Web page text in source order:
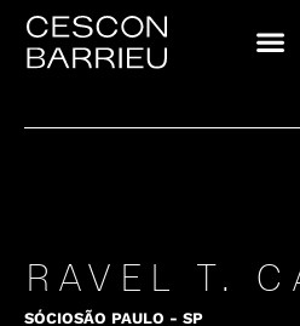
RAVEL T.
SÓCIOSÃO PAULO - SP